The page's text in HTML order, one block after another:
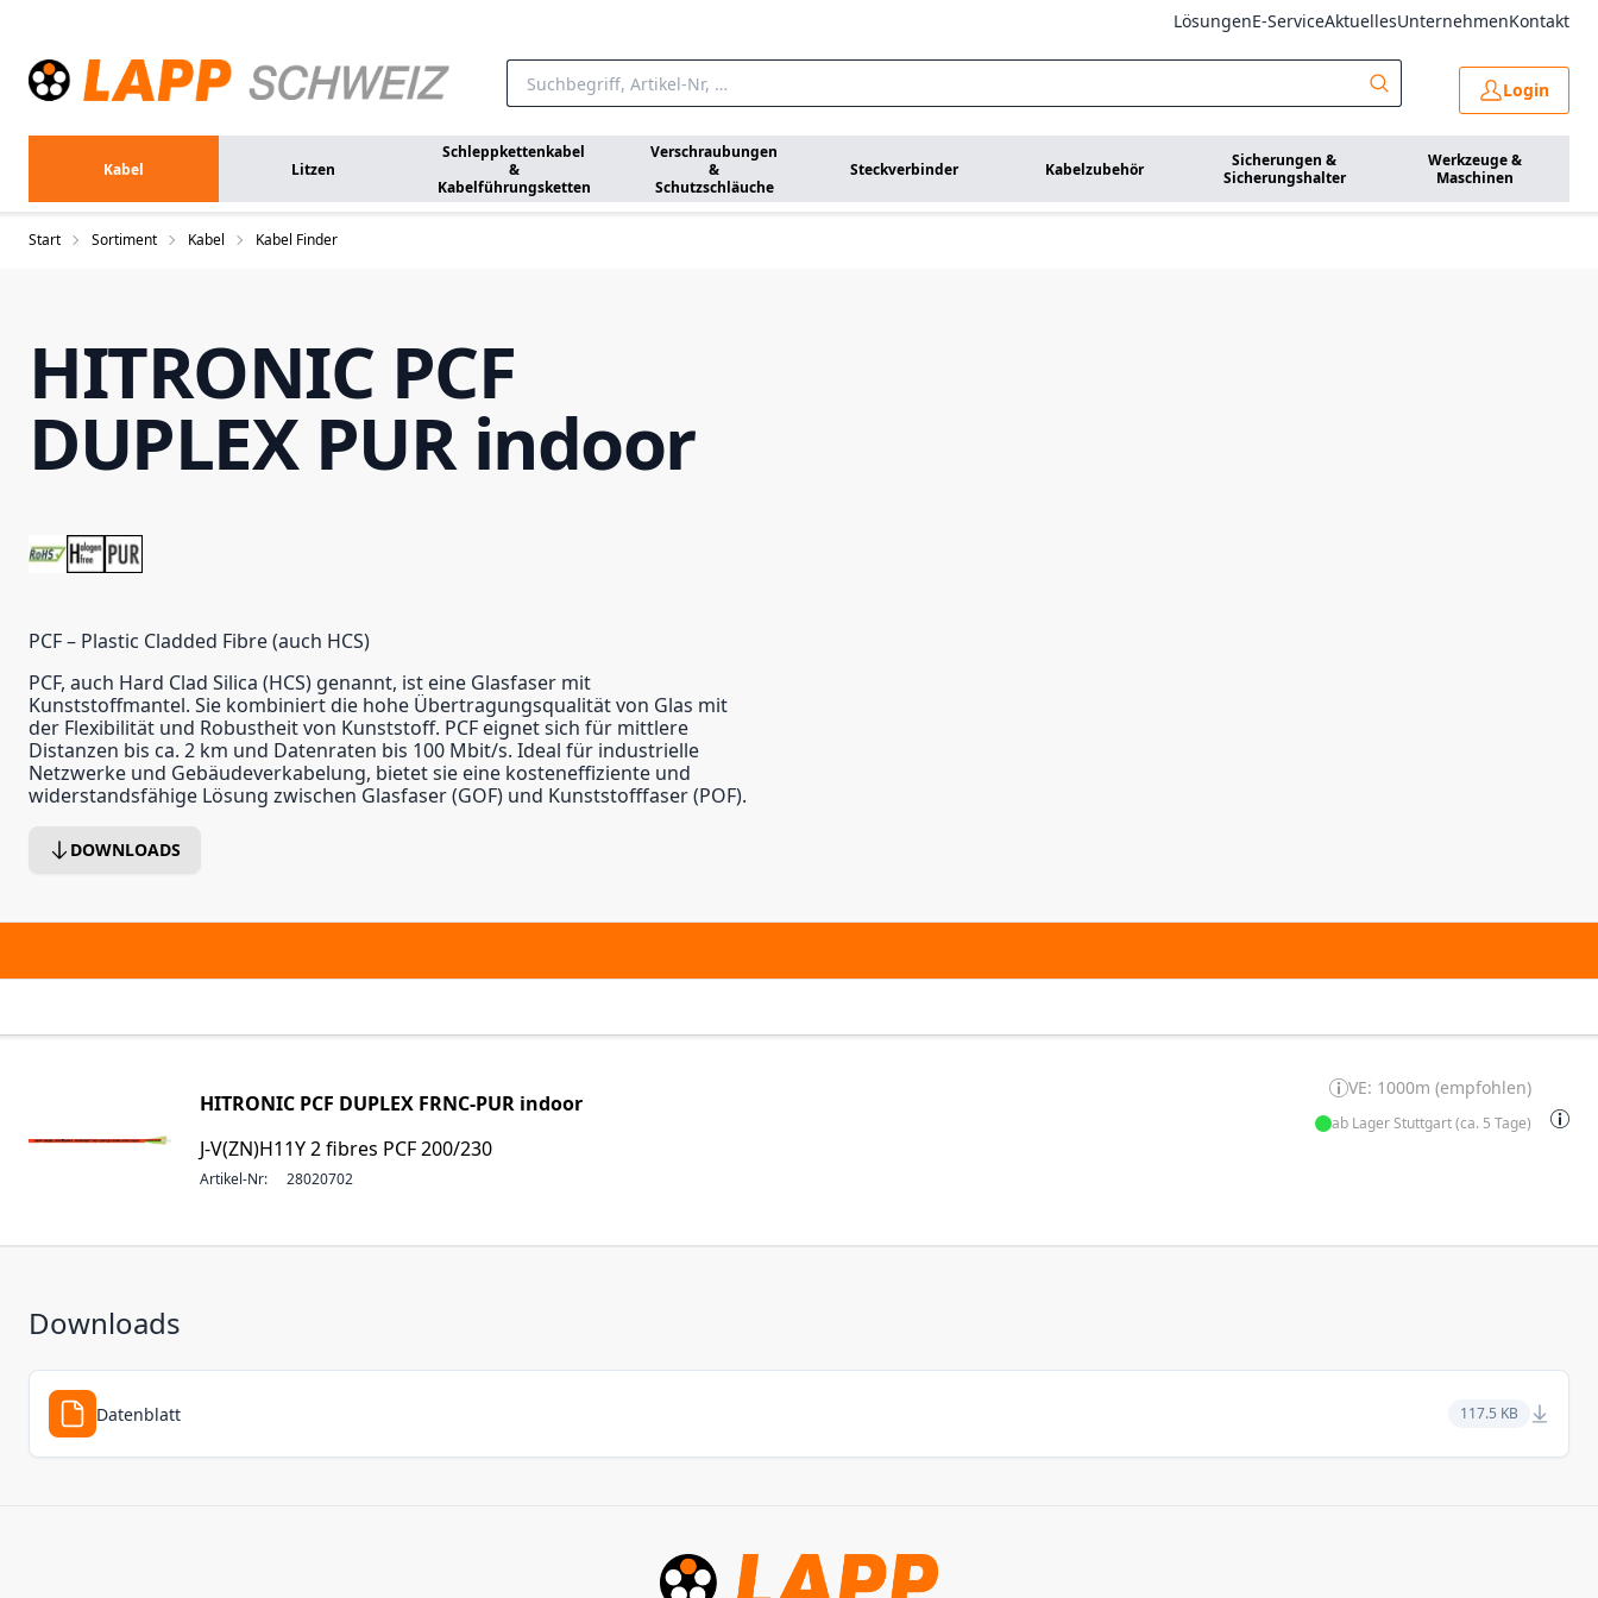
LösungenE-ServiceAktuellesUnternehmenKontakt
Login
Kabel Litzen
Schleppkettenkabel
&
Kabelführungsketten
Verschraubungen
&
Schutzschläuche
Steckverbinder Kabelzubehör
Sicherungen &
Sicherungshalter
Werkzeuge &
Maschinen
Start Sortiment Kabel Kabel Finder
HITRONIC PCF
DUPLEX PUR indoor
PCF – Plastic Cladded Fibre (auch HCS)
PCF, auch Hard Clad Silica (HCS) genannt, ist eine Glasfaser mit
Kunststoffmantel. Sie kombiniert die hohe Übertragungsqualität von Glas mit
der Flexibilität und Robustheit von Kunststoff. PCF eignet sich für mittlere
Distanzen bis ca. 2 km und Datenraten bis 100 Mbit/s. Ideal für industrielle
Netzwerke und Gebäudeverkabelung, bietet sie eine kosteneffiziente und
widerstandsfähige Lösung zwischen Glasfaser (GOF) und Kunststofffaser (POF).
DOWNLOADS
HITRONIC PCF DUPLEX FRNC-PUR indoor
J-V(ZN)H11Y 2 fibres PCF 200/230
Artikel-Nr: 28020702
VE: 1000m (empfohlen)
ab Lager Stuttgart (ca. 5 Tage)
Downloads
Datenblatt 117.5 KB